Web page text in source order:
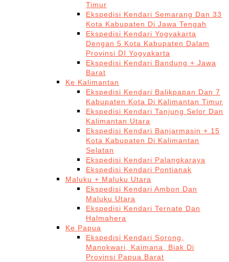
Timur
Ekspedisi Kendari Semarang Dan 33
Kota Kabupaten Di Jawa Tengah
Ekspedisi Kendari Yogyakarta
Dengan 5 Kota Kabupaten Dalam
Provinsi DI Yogyakarta
Ekspedisi Kendari Bandung + Jawa
Barat
Ke Kalimantan
Ekspedisi Kendari Balikpapan Dan 7
Kabupaten Kota Di Kalimantan Timur
Ekspedisi Kendari Tanjung Selor Dan
Kalimantan Utara
Ekspedisi Kendari Banjarmasin + 15
Kota Kabupaten Di Kalimantan
Selatan
Ekspedisi Kendari Palangkaraya
Ekspedisi Kendari Pontianak
Maluku + Maluku Utara
Ekspedisi Kendari Ambon Dan
Maluku Utara
Ekspedisi Kendari Ternate Dan
Halmahera
Ke Papua
Ekspedisi Kendari Sorong,
Manokwari, Kaimana, Biak Di
Provinsi Papua Barat